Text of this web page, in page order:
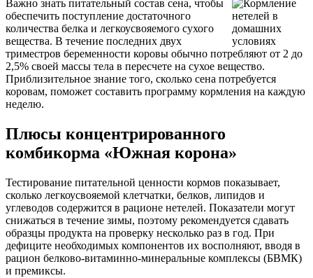
Важно знать питательный состав сена, чтобы
обеспечить поступление достаточного
количества белка и легкоусвояемого сухого
вещества. В течение последних двух
триместров беременности коровы обычно потребляют от 2 до
2,5% своей массы тела в пересчете на сухое вещество.
Приблизительное знание того, сколько сена потребуется
коровам, поможет составить программу кормления на каждую
неделю.
Плюсы концентрированного
комбикорма «Южная корона»
Тестирование питательной ценности кормов показывает,
сколько легкоусвояемой клетчатки, белков, липидов и
углеводов содержится в рационе нетелей. Показатели могут
снижаться в течение зимы, поэтому рекомендуется сдавать
образцы продукта на проверку несколько раз в год. При
дефиците необходимых компонентов их восполняют, вводя в
рацион белково-витаминно-минеральные комплексы (БВМК)
и премиксы.